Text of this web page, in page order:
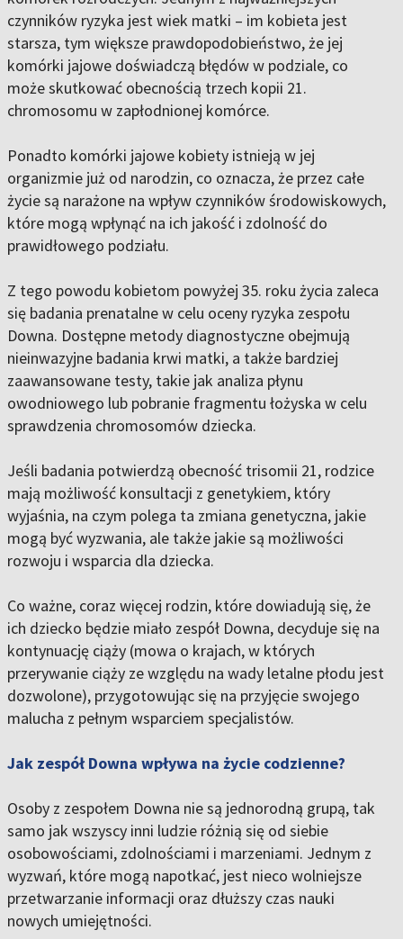
czynników ryzyka jest wiek matki – im kobieta jest
starsza, tym większe prawdopodobieństwo, że jej
komórki jajowe doświadczą błędów w podziale, co
może skutkować obecnością trzech kopii 21.
chromosomu w zapłodnionej komórce.
Ponadto komórki jajowe kobiety istnieją w jej
organizmie już od narodzin, co oznacza, że przez całe
życie są narażone na wpływ czynników środowiskowych,
które mogą wpłynąć na ich jakość i zdolność do
prawidłowego podziału.
Z tego powodu kobietom powyżej 35. roku życia zaleca
się badania prenatalne w celu oceny ryzyka zespołu
Downa. Dostępne metody diagnostyczne obejmują
nieinwazyjne badania krwi matki, a także bardziej
zaawansowane testy, takie jak analiza płynu
owodniowego lub pobranie fragmentu łożyska w celu
sprawdzenia chromosomów dziecka.
Jeśli badania potwierdzą obecność trisomii 21, rodzice
mają możliwość konsultacji z genetykiem, który
wyjaśnia, na czym polega ta zmiana genetyczna, jakie
mogą być wyzwania, ale także jakie są możliwości
rozwoju i wsparcia dla dziecka.
Co ważne, coraz więcej rodzin, które dowiadują się, że
ich dziecko będzie miało zespół Downa, decyduje się na
kontynuację ciąży (mowa o krajach, w których
przerywanie ciąży ze względu na wady letalne płodu jest
dozwolone), przygotowując się na przyjęcie swojego
malucha z pełnym wsparciem specjalistów.
Jak zespół Downa wpływa na życie codzienne?
Osoby z zespołem Downa nie są jednorodną grupą, tak
samo jak wszyscy inni ludzie różnią się od siebie
osobowościami, zdolnościami i marzeniami. Jednym z
wyzwań, które mogą napotkać, jest nieco wolniejsze
przetwarzanie informacji oraz dłuższy czas nauki
nowych umiejętności.